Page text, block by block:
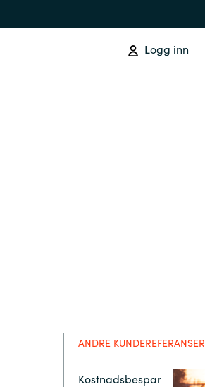
Logg inn
ANDRE KUNDEREFERANSER
Kostnadsbespar